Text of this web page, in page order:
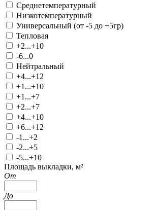
Среднетемпературный
Низкотемпературный
Универсальный (от -5 до +5гр)
Тепловая
+2...+10
-6...0
Нейтральный
+4...+12
+1...+10
+1...+7
+2...+7
+4...+10
+6...+12
-1...+2
-2...+5
-5...+10
Площадь выкладки, м²
От
До